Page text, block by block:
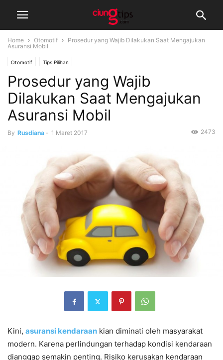
Home Otomotif
Prosedur yang Wajib Dilakukan Saat Mengajukan
Asuransi Mobil
Otomotif Tips Pilihan
Prosedur yang Wajib
Dilakukan Saat Mengajukan
Asuransi Mobil
By Rusdiana - 1 Maret 2017 2473
Kini, asuransi kendaraan kian diminati oleh masyarakat
modern. Karena perlindungan terhadap kondisi kendaraan
dianggap semakin penting. Risiko kerusakan kendaraan